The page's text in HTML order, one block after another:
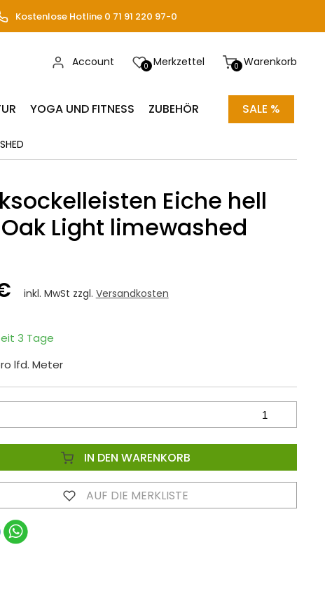
Kostenlose Hotline 0 71 91 220 97-0
0 Warenkorb
0 Merkzettel
Account
YOGA UND FITNESS ZUBEHÖR SALE %
Eiche hell
Light limewashed
inkl. MwSt zzgl. Versandkosten
3 Tage
lfd. Meter
IN DEN WARENKORB
AUF DIE MERKLISTE